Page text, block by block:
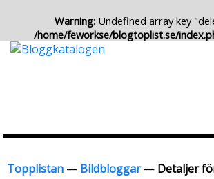
Warning: Undefined array key
/home/feworkse/blogtoplist.se/
Topplistan — Bildbloggar— Detaljer